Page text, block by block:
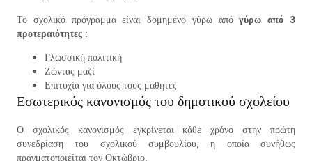
Το σχολικό πρόγραμμα είναι δομημένο γύρω απόγύρω από 3
προτεραιότητες :
Γλωσσική πολιτική
Ζώντας μαζί
Επιτυχία για όλους τους μαθητές
Εσωτερικός κανονισμός του δημοτικού σχολείου
Ο σχολικός κανονισμός εγκρίνεται κάθε χρόνο στην πρώτη
συνεδρίαση του σχολικού συμβουλίου, η οποία συνήθως
πραγματοποιείται τον Οκτώβριο.